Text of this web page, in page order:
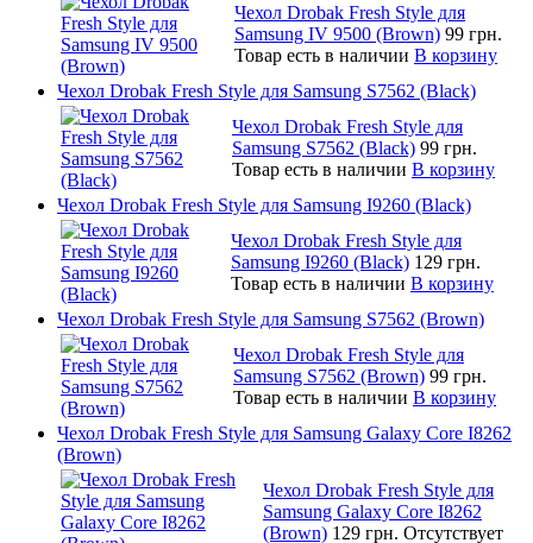
Чехол Drobak Fresh Style для
Samsung IV 9500 (Brown) 99 грн.
Товар есть в наличии В корзину
Чехол Drobak Fresh Style для Samsung S7562 (Black)
Чехол Drobak Fresh Style для
Samsung S7562 (Black) 99 грн.
Товар есть в наличии В корзину
Чехол Drobak Fresh Style для Samsung I9260 (Black)
Чехол Drobak Fresh Style для
Samsung I9260 (Black) 129 грн.
Товар есть в наличии В корзину
Чехол Drobak Fresh Style для Samsung S7562 (Brown)
Чехол Drobak Fresh Style для
Samsung S7562 (Brown) 99 грн.
Товар есть в наличии В корзину
Чехол Drobak Fresh Style для Samsung Galaxy Core I8262
(Brown)
Чехол Drobak Fresh Style для
Samsung Galaxy Core I8262
(Brown) 129 грн. Отсутствует